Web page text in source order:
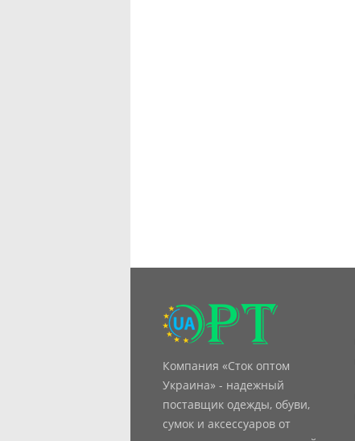
Компания «Сток оптом
Украина» - надежный
поставщик одежды, обуви,
сумок и аксессуаров от